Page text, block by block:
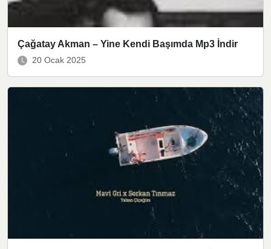
Çağatay Akman – Yine Kendi Başımda Mp3 İndir
20 Ocak 2025